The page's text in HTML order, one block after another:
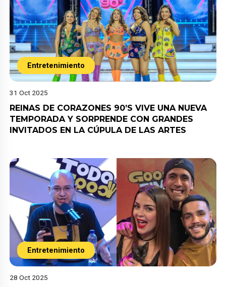
Entretenimiento
31 Oct 2025
REINAS DE CORAZONES 90’S VIVE UNA NUEVA
TEMPORADA Y SORPRENDE CON GRANDES
INVITADOS EN LA CÚPULA DE LAS ARTES
Entretenimiento
28 Oct 2025